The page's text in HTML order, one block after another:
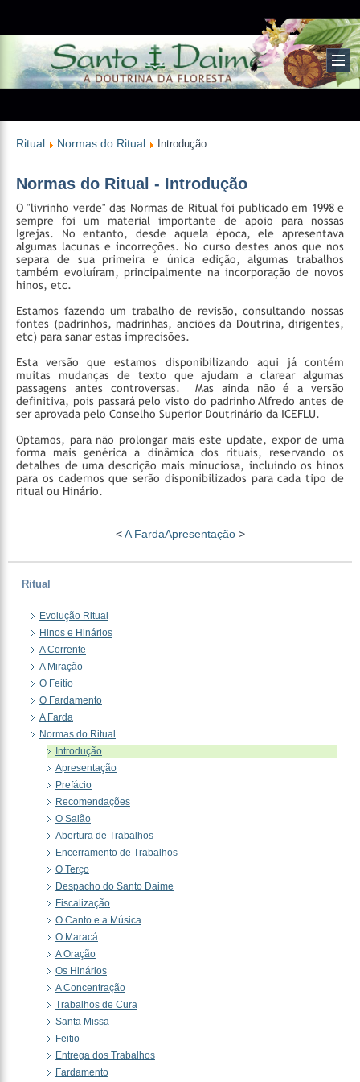
Ritual Normas do Ritual Introdução
Normas do Ritual - Introdução
O "livrinho verde" das Normas de Ritual foi publicado em 1998 e
sempre foi um material importante de apoio para nossas
Igrejas. No entanto, desde aquela época, ele apresentava
algumas lacunas e incorreções. No curso destes anos que nos
separa de sua primeira e única edição, algumas trabalhos
também evoluíram, principalmente na incorporação de novos
hinos, etc.
Estamos fazendo um trabalho de revisão, consultando nossas
fontes (padrinhos, madrinhas, anciões da Doutrina, dirigentes,
etc) para sanar estas imprecisões.
Esta versão que estamos disponibilizando aqui já contém
muitas mudanças de texto que ajudam a clarear algumas
passagens antes controversas. Mas ainda não é a versão
definitiva, pois passará pelo visto do padrinho Alfredo antes de
ser aprovada pelo Conselho Superior Doutrinário da ICEFLU.
Optamos, para não prolongar mais este update, expor de uma
forma mais genérica a dinâmica dos rituais, reservando os
detalhes de uma descrição mais minuciosa, incluindo os hinos
para os cadernos que serão disponibilizados para cada tipo de
ritual ou Hinário.
<A FardaApresentação>
Ritual
Evolução Ritual
Hinos e Hinários
A Corrente
A Miração
O Feitio
O Fardamento
A Farda
Normas do Ritual
Introdução
Apresentação
Prefácio
Recomendações
O Salão
Abertura de Trabalhos
Encerramento de Trabalhos
O Terço
Despacho do Santo Daime
Fiscalização
O Canto e a Música
O Maracá
A Oração
Os Hinários
A Concentração
Trabalhos de Cura
Santa Missa
Feitio
Entrega dos Trabalhos
Fardamento